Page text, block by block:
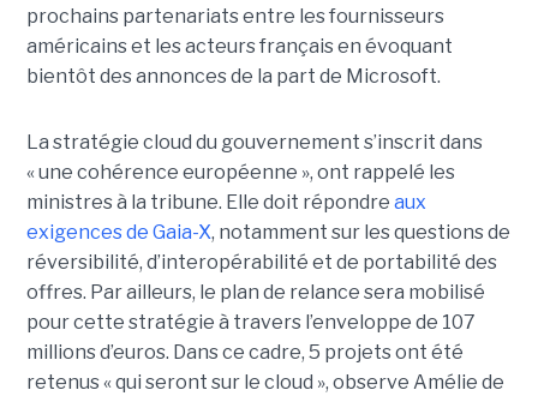
prochains partenariats entre les fournisseurs
américains et les acteurs français en évoquant
bientôt des annonces de la part de Microsoft.
La stratégie cloud du gouvernement s’inscrit dans
« une cohérence européenne », ont rappelé les
ministres à la tribune. Elle doit répondre aux
exigences de Gaia-X, notamment sur les questions de
réversibilité, d’interopérabilité et de portabilité des
offres. Par ailleurs, le plan de relance sera mobilisé
pour cette stratégie à travers l’enveloppe de 107
millions d’euros. Dans ce cadre, 5 projets ont été
retenus « qui seront sur le cloud », observe Amélie de